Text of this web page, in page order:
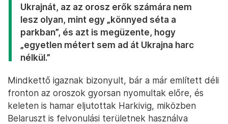
Ukrajnát, az az orosz erők számára nem
lesz olyan, mint egy „könnyed séta a
parkban”, és azt is megüzente, hogy
„egyetlen métert sem ad át Ukrajna harc
nélkül.”
Mindkettő igaznak bizonyult, bár a már említett déli
fronton az oroszok gyorsan nyomultak előre, és
keleten is hamar eljutottak Harkivig, miközben
Belaruszt is felvonulási területnek használva